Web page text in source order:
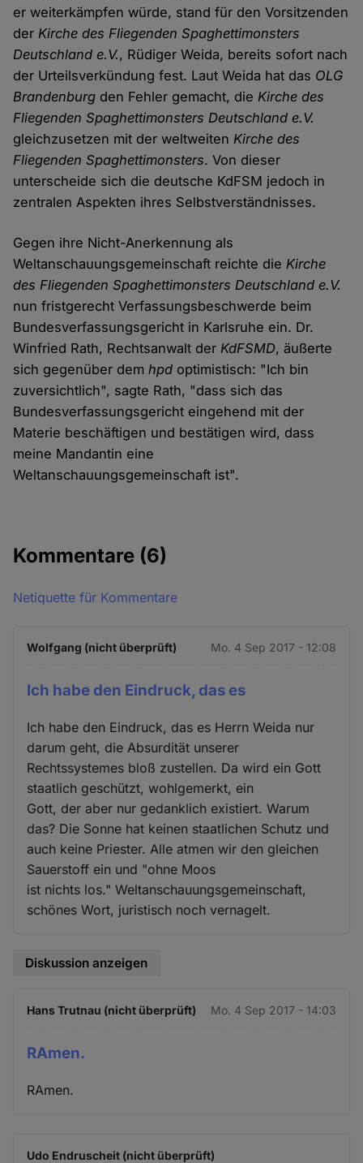
er weiterkämpfen würde, stand für den Vorsitzenden
derKirche des Fliegenden Spaghettimonsters
Deutschland e.V., Rüdiger Weida, bereits sofort nach
der Urteilsverkündung fest. Laut Weida hat das OLG
Brandenburg den Fehler gemacht, dieKirche des
Fliegenden Spaghettimonsters Deutschland e.V.
gleichzusetzen mit der weltweitenKirche des
Fliegenden Spaghettimonsters. Von dieser
unterscheide sich die deutsche KdFSM jedoch in
zentralen Aspekten ihres Selbstverständnisses.
Gegen ihre Nicht-Anerkennung als
Weltanschauungsgemeinschaft reichte dieKirche
des Fliegenden Spaghettimonsters Deutschland e.V.
nun fristgerecht Verfassungsbeschwerde beim
Bundesverfassungsgericht in Karlsruhe ein. Dr.
Winfried Rath, Rechtsanwalt derKdFSMD, äußerte
sich gegenüber demhpd optimistisch: "Ich bin
zuversichtlich", sagte Rath, "dass sich das
Bundesverfassungsgericht eingehend mit der
Materie beschäftigen und bestätigen wird, dass
meine Mandantin eine
Weltanschauungsgemeinschaft ist".
Kommentare (6)
Netiquette für Kommentare
Wolfgang (nicht überprüft) Mo. 4 Sep 2017 - 12:08
Ich habe den Eindruck, das es
Ich habe den Eindruck, das es Herrn Weida nur
darum geht, die Absurdität unserer
Rechtssystemes bloß zustellen. Da wird ein Gott
staatlich geschützt, wohlgemerkt, ein
Gott, der aber nur gedanklich existiert. Warum
das? Die Sonne hat keinen staatlichen Schutz und
auch keine Priester. Alle atmen wir den gleichen
Sauerstoff ein und "ohne Moos
ist nichts los." Weltanschauungsgemeinschaft,
schönes Wort, juristisch noch vernagelt.
Diskussion anzeigen
Hans Trutnau (nicht überprüft) Mo. 4 Sep 2017 - 14:03
RAmen.
RAmen.
Udo Endruscheit (nicht überprüft)